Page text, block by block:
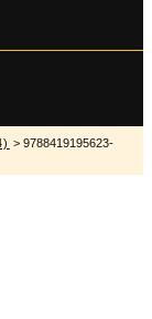
> 9788419195623-